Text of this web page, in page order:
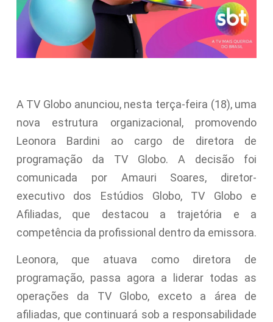
A TV Globo anunciou, nesta terça-feira (18), uma
nova estrutura organizacional, promovendo
Leonora Bardini ao cargo de diretora de
programação da TV Globo. A decisão foi
comunicada por Amauri Soares, diretor-
executivo dos Estúdios Globo, TV Globo e
Afiliadas, que destacou a trajetória e a
competência da profissional dentro da emissora.
Leonora, que atuava como diretora de
programação, passa agora a liderar todas as
operações da TV Globo, exceto a área de
afiliadas, que continuará sob a responsabilidade